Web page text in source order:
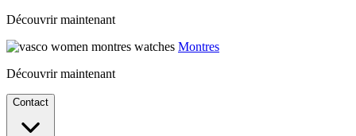
Découvrir maintenant
Montres
Découvrir maintenant
Contact